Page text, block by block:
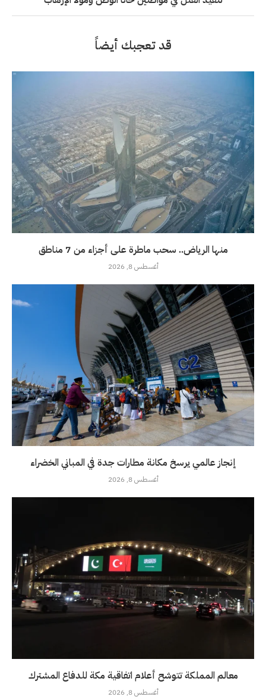
قد تعجبك أيضاً
منها الرياض.. سحب ماطرة على أجزاء من 7 مناطق
أغسطس 8, 2026
إنجاز عالمي يرسخ مكانة مطارات جدة في المباني الخضراء
أغسطس 8, 2026
معالم المملكة تتوشح أعلام اتفاقية مكة للدفاع المشترك
أغسطس 8, 2026